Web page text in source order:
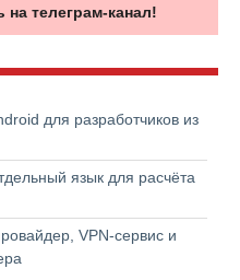
телеграм-канал!
для разработчиков из
язык для расчёта
VPN-сервис и